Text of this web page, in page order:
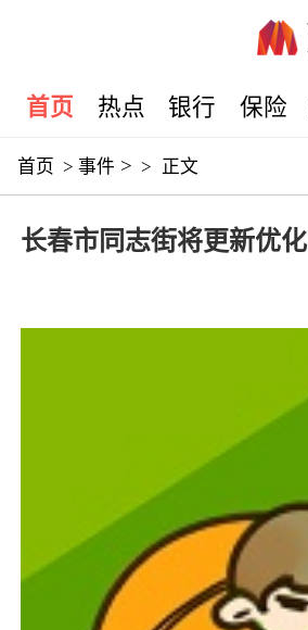
首页 热点 银行 保险
首页 > 事件 > > 正文
长春市同志街将更新优化